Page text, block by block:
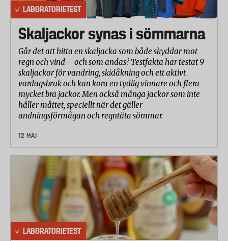
LABORATORIETEST
Skaljackor synas i sömmarna
Går det att hitta en skaljacka som både skyddar mot
regn och vind – och som andas? Testfakta har testat 9
skaljackor för vandring, skidåkning och ett aktivt
vardagsbruk och kan kora en tydlig vinnare och flera
mycket bra jackor. Men också många jackor som inte
håller måttet, speciellt när det gäller
andningsförmågan och regntäta sömmar.
12 MAJ
LABORATORIETEST